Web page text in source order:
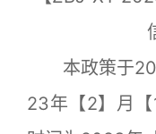
本政策于
23年【2】月